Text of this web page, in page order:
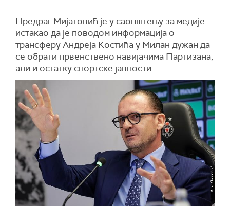
Предраг Мијатовић је у саопштењу за медије
истакао да је поводом информација о
трансферу Андреја Костића у Милан дужан да
се обрати првенствено навијачима Партизана,
али и остатку спортске јавности.